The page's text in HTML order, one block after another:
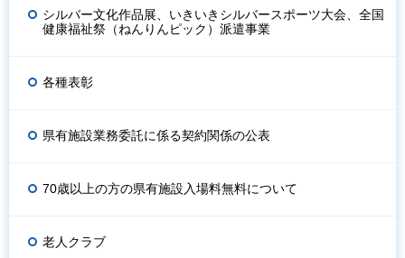
シルバー文化作品展、いきいきシルバースポーツ大会、全国
健康福祉祭（ねんりんピック）派遣事業
各種表彰
県有施設業務委託に係る契約関係の公表
70歳以上の方の県有施設入場料無料について
老人クラブ